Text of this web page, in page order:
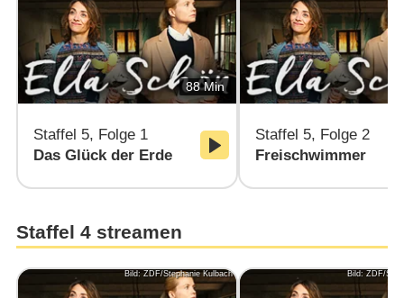
88 Min
Staffel 5, Folge 1
Das Glück der Erde
Staffel 5, Folge 2
Freischwimmer
Staffel 4 streamen
Bild: ZDF/Stephanie Kulbach Bild: ZDF/